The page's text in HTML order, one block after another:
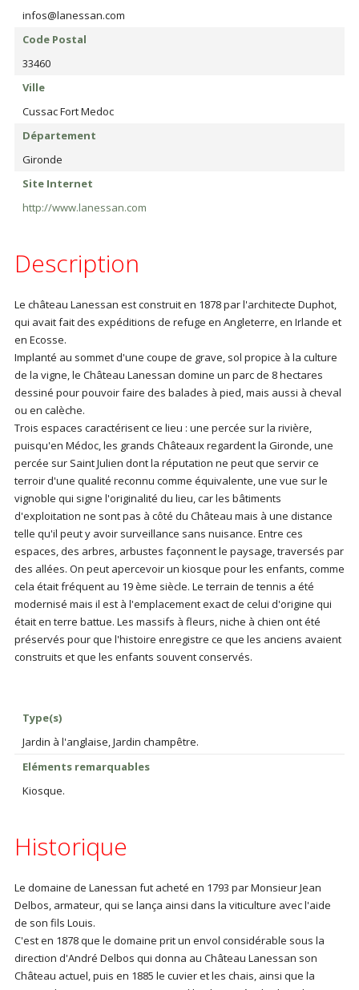
infos@lanessan.com
Code Postal
33460
Ville
Cussac Fort Medoc
Département
Gironde
Site Internet
http://www.lanessan.com
Description
Le château Lanessan est construit en 1878 par l'architecte Duphot,
qui avait fait des expéditions de refuge en Angleterre, en Irlande et
en Ecosse.
Implanté au sommet d'une coupe de grave, sol propice à la culture
de la vigne, le Château Lanessan domine un parc de 8 hectares
dessiné pour pouvoir faire des balades à pied, mais aussi à cheval
ou en calèche.
Trois espaces caractérisent ce lieu : une percée sur la rivière,
puisqu'en Médoc, les grands Châteaux regardent la Gironde, une
percée sur Saint Julien dont la réputation ne peut que servir ce
terroir d'une qualité reconnu comme équivalente, une vue sur le
vignoble qui signe l'originalité du lieu, car les bâtiments
d'exploitation ne sont pas à côté du Château mais à une distance
telle qu'il peut y avoir surveillance sans nuisance. Entre ces
espaces, des arbres, arbustes façonnent le paysage, traversés par
des allées. On peut apercevoir un kiosque pour les enfants, comme
cela était fréquent au 19 ème siècle. Le terrain de tennis a été
modernisé mais il est à l'emplacement exact de celui d'origine qui
était en terre battue. Les massifs à fleurs, niche à chien ont été
préservés pour que l'histoire enregistre ce que les anciens avaient
construits et que les enfants souvent conservés.
Type(s)
Jardin à l'anglaise, Jardin champêtre.
Eléments remarquables
Kiosque.
Historique
Le domaine de Lanessan fut acheté en 1793 par Monsieur Jean
Delbos, armateur, qui se lança ainsi dans la viticulture avec l'aide
de son fils Louis.
C'est en 1878 que le domaine prit un envol considérable sous la
direction d'André Delbos qui donna au Château Lanessan son
Château actuel, puis en 1885 le cuvier et les chais, ainsi que la